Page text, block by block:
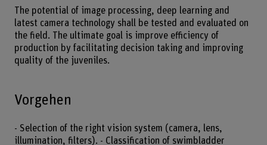
The potential of image processing, deep learning and
latest camera technology shall be tested and evaluated on
the field. The ultimate goal is improve efficiency of
production by facilitating decision taking and improving
quality of the juveniles.
Vorgehen
- Selection of the right vision system (camera, lens,
illumination, filters). - Classification of swimbladder